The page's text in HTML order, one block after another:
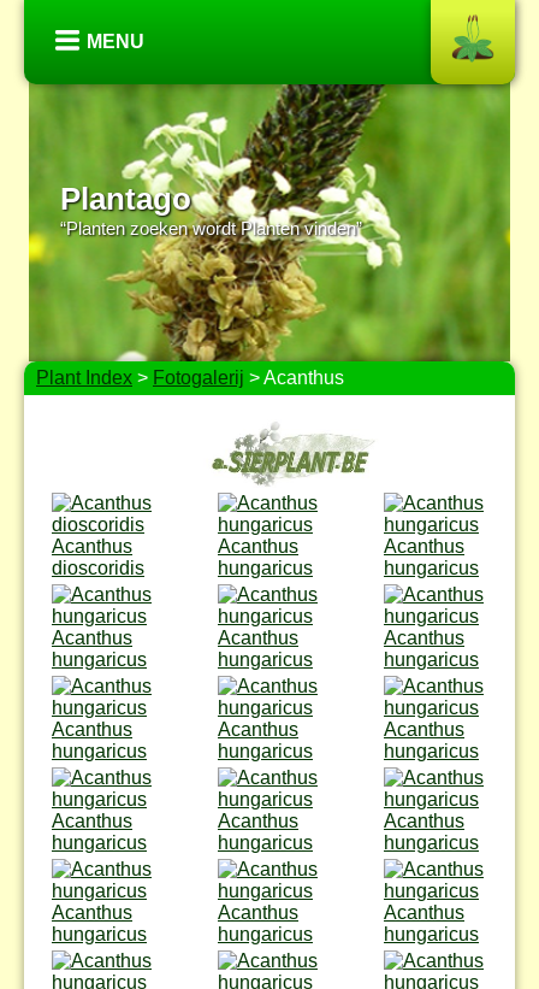
MENU
Plantago
“Planten zoeken wordt Planten vinden”
Plant Index > Fotogalerij > Acanthus
Acanthus
dioscoridis
Acanthus
hungaricus
Acanthus
hungaricus
Acanthus
hungaricus
Acanthus
hungaricus
Acanthus
hungaricus
Acanthus
hungaricus
Acanthus
hungaricus
Acanthus
hungaricus
Acanthus
hungaricus
Acanthus
hungaricus
Acanthus
hungaricus
Acanthus
hungaricus
Acanthus
hungaricus
Acanthus
hungaricus